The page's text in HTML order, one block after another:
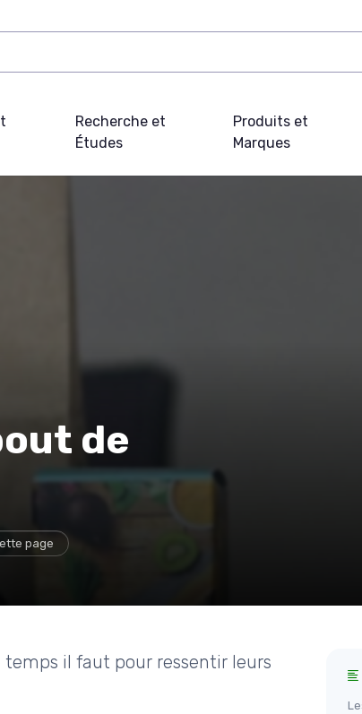
Recherche et
Études
Produits et
Marques
de
page
il faut pour ressentir leurs